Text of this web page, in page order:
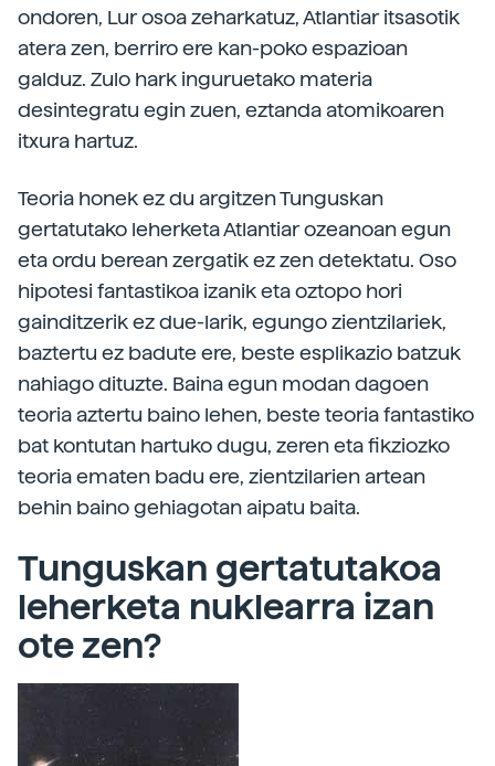
ondoren, Lur osoa zeharkatuz, Atlantiar itsasotik
atera zen, berriro ere kan-poko espazioan
galduz. Zulo hark inguruetako materia
desintegratu egin zuen, eztanda atomikoaren
itxura hartuz.
Teoria honek ez du argitzen Tunguskan
gertatutako leherketa Atlantiar ozeanoan egun
eta ordu berean zergatik ez zen detektatu. Oso
hipotesi fantastikoa izanik eta oztopo hori
gainditzerik ez due-larik, egungo zientzilariek,
baztertu ez badute ere, beste esplikazio batzuk
nahiago dituzte. Baina egun modan dagoen
teoria aztertu baino lehen, beste teoria fantastiko
bat kontutan hartuko dugu, zeren eta fikziozko
teoria ematen badu ere, zientzilarien artean
behin baino gehiagotan aipatu baita.
Tunguskan gertatutakoa
leherketa nuklearra izan
ote zen?